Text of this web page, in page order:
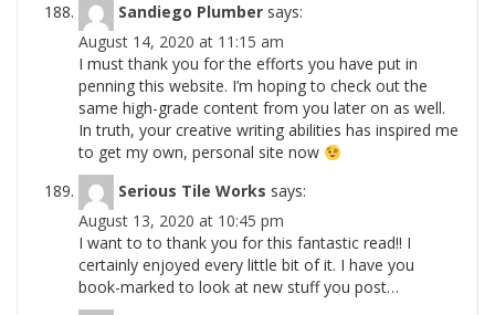
Sandiego Plumber says:
August 14, 2020 at 11:15 am
I must thank you for the efforts you have put in
penning this website. I’m hoping to check out the
same high-grade content from you later on as well.
In truth, your creative writing abilities has inspired me
to get my own, personal site now
Serious Tile Works says:
August 13, 2020 at 10:45 pm
I want to to thank you for this fantastic read!! I
certainly enjoyed every little bit of it. I have you
book-marked to look at new stuff you post…